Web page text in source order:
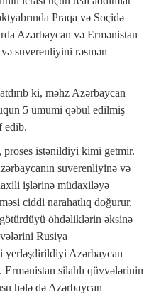
Praqa və Soçidə
Azərbaycan və Ermənistan
suverenliyini rəsmən
ki, məhz Azərbaycan
5 ümumi qəbul edilmiş
edib.
proses istənildiyi kimi getmir.
suverenliyinə və
işlərinə müdaxiləyə
ciddi narahatlıq doğurur.
öhdəliklərin əksinə
Rusiya
yerləşdirildiyi Azərbaycan
Ermənistan silahlı qüvvələrinin
hələ də Azərbaycan